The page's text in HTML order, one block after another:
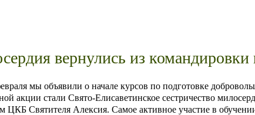
вернулись из командировки
мы объявили о начале курсов по подготовке
акции стали Свято-Елисаветинское сестричество
Святителя Алексия. Самое активное участие в